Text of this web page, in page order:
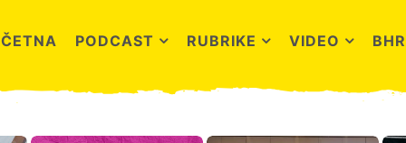
PODCAST RUBRIKE VIDEO